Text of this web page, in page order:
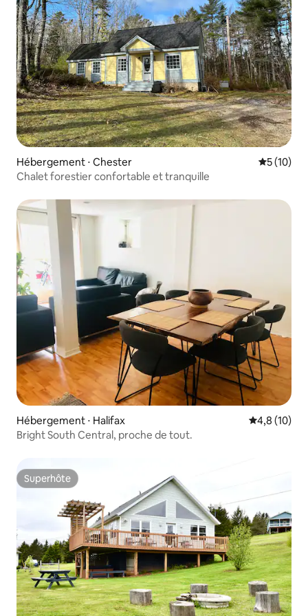
Hébergement ⋅ Chester
5 (10)
Chalet forestier confortable et tranquille
Hébergement ⋅ Halifax Évaluation
4,8 (10)
Bright South Central, proche de tout.
Superhôte
Superhôte